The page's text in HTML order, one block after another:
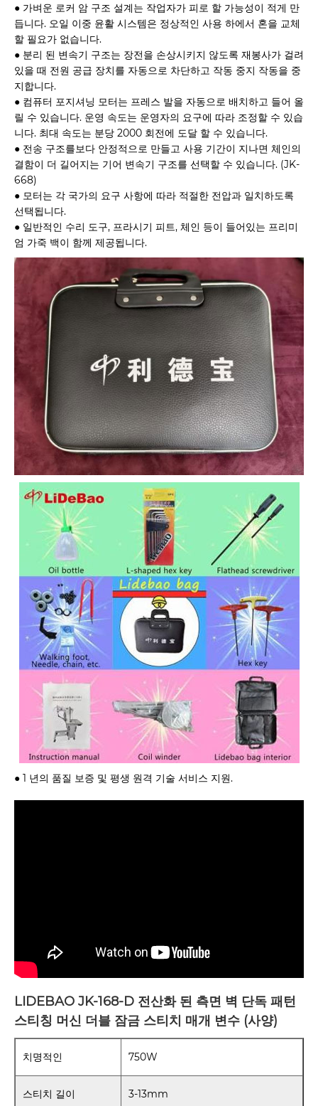
● 가벼운 로커 암 구조 설계는 작업자가 피로 할 가능성이 적게 만
듭니다. 오일 이중 윤활 시스템은 정상적인 사용 하에서 혼을 교체
할 필요가 없습니다.
● 분리 된 변속기 구조는 장전을 손상시키지 않도록 재봉사가 걸려
있을 때 전원 공급 장치를 자동으로 차단하고 작동 중지 작동을 중
지합니다.
● 컴퓨터 포지셔닝 모터는 프레스 발을 자동으로 배치하고 들어 올
릴 수 있습니다. 운영 속도는 운영자의 요구에 따라 조정할 수 있습
니다. 최대 속도는 분당 2000 회전에 도달 할 수 있습니다.
● 전송 구조를보다 안정적으로 만들고 사용 기간이 지나면 체인의
결함이 더 길어지는 기어 변속기 구조를 선택할 수 있습니다. (JK-
668)
● 모터는 각 국가의 요구 사항에 따라 적절한 전압과 일치하도록
선택됩니다.
● 일반적인 수리 도구, 프라시기 피트, 체인 등이 들어있는 프리미
엄 가죽 백이 함께 제공됩니다.
● 1 년의 품질 보증 및 평생 원격 기술 서비스 지원.
LIDEBAO JK-168-D 전산화 된 측면 벽 단독 패턴
스티칭 머신 더블 잠금 스티치 매개 변수 (사양)
치명적인 750W
스티치 길이 3-13mm